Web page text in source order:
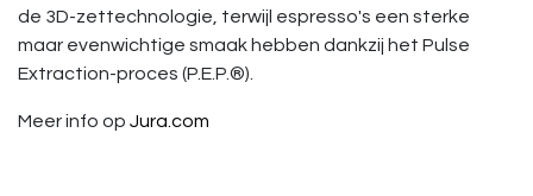
de 3D-zettechnologie, terwijl espresso's een sterke
maar evenwichtige smaak hebben dankzij het Pulse
Extraction-proces (P.E.P.®).
Meer info op Jura.com